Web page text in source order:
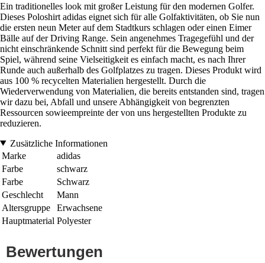
Ein traditionelles look mit großer Leistung für den modernen Golfer.
Dieses Poloshirt adidas eignet sich für alle Golfaktivitäten, ob Sie nun
die ersten neun Meter auf dem Stadtkurs schlagen oder einen Eimer
Bälle auf der Driving Range. Sein angenehmes Tragegefühl und der
nicht einschränkende Schnitt sind perfekt für die Bewegung beim
Spiel, während seine Vielseitigkeit es einfach macht, es nach Ihrer
Runde auch außerhalb des Golfplatzes zu tragen. Dieses Produkt wird
aus 100 % recycelten Materialien hergestellt. Durch die
Wiederverwendung von Materialien, die bereits entstanden sind, tragen
wir dazu bei, Abfall und unsere Abhängigkeit von begrenzten
Ressourcen sowieempreinte der von uns hergestellten Produkte zu
reduzieren.
Zusätzliche Informationen
Marke
adidas
Farbe
schwarz
Farbe
Schwarz
Geschlecht
Mann
Altersgruppe
Erwachsene
Hauptmaterial Polyester